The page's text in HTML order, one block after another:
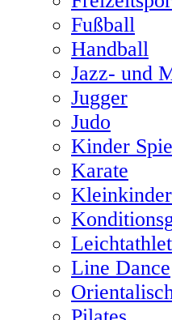
Fußball
Handball
Jazz- und
Jugger
Judo
Kinder
Karate
Line Dance